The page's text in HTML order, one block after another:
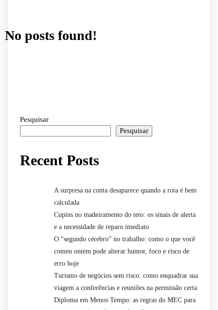
No posts found!
Pesquisar
Pesquisar
Recent Posts
A surpresa na conta desaparece quando a rota é bem
calculada
Cupins no madeiramento do teto: os sinais de alerta
e a necessidade de reparo imediato
O “segundo cérebro” no trabalho: como o que você
comeu ontem pode alterar humor, foco e risco de
erro hoje
Turismo de negócios sem risco: como enquadrar sua
viagem a conferências e reuniões na permissão certa
Diploma em Menos Tempo: as regras do MEC para